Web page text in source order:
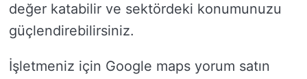
değer katabilir ve sektördeki konumunuzu
güçlendirebilirsiniz.
İşletmeniz için Google maps yorum satın